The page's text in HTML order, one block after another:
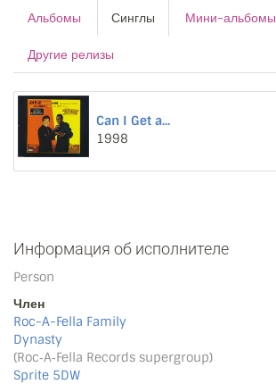
Альбомы Синглы Мини-альбомы
Другие релизы
Can I Get a...
1998
Информация об исполнителе
Person
Член
Roc-A-Fella Family
Dynasty
(Roc‐A‐Fella Records supergroup)
Sprite 5DW